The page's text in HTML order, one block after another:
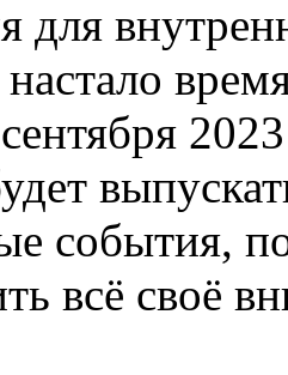
для
события,
всё своё